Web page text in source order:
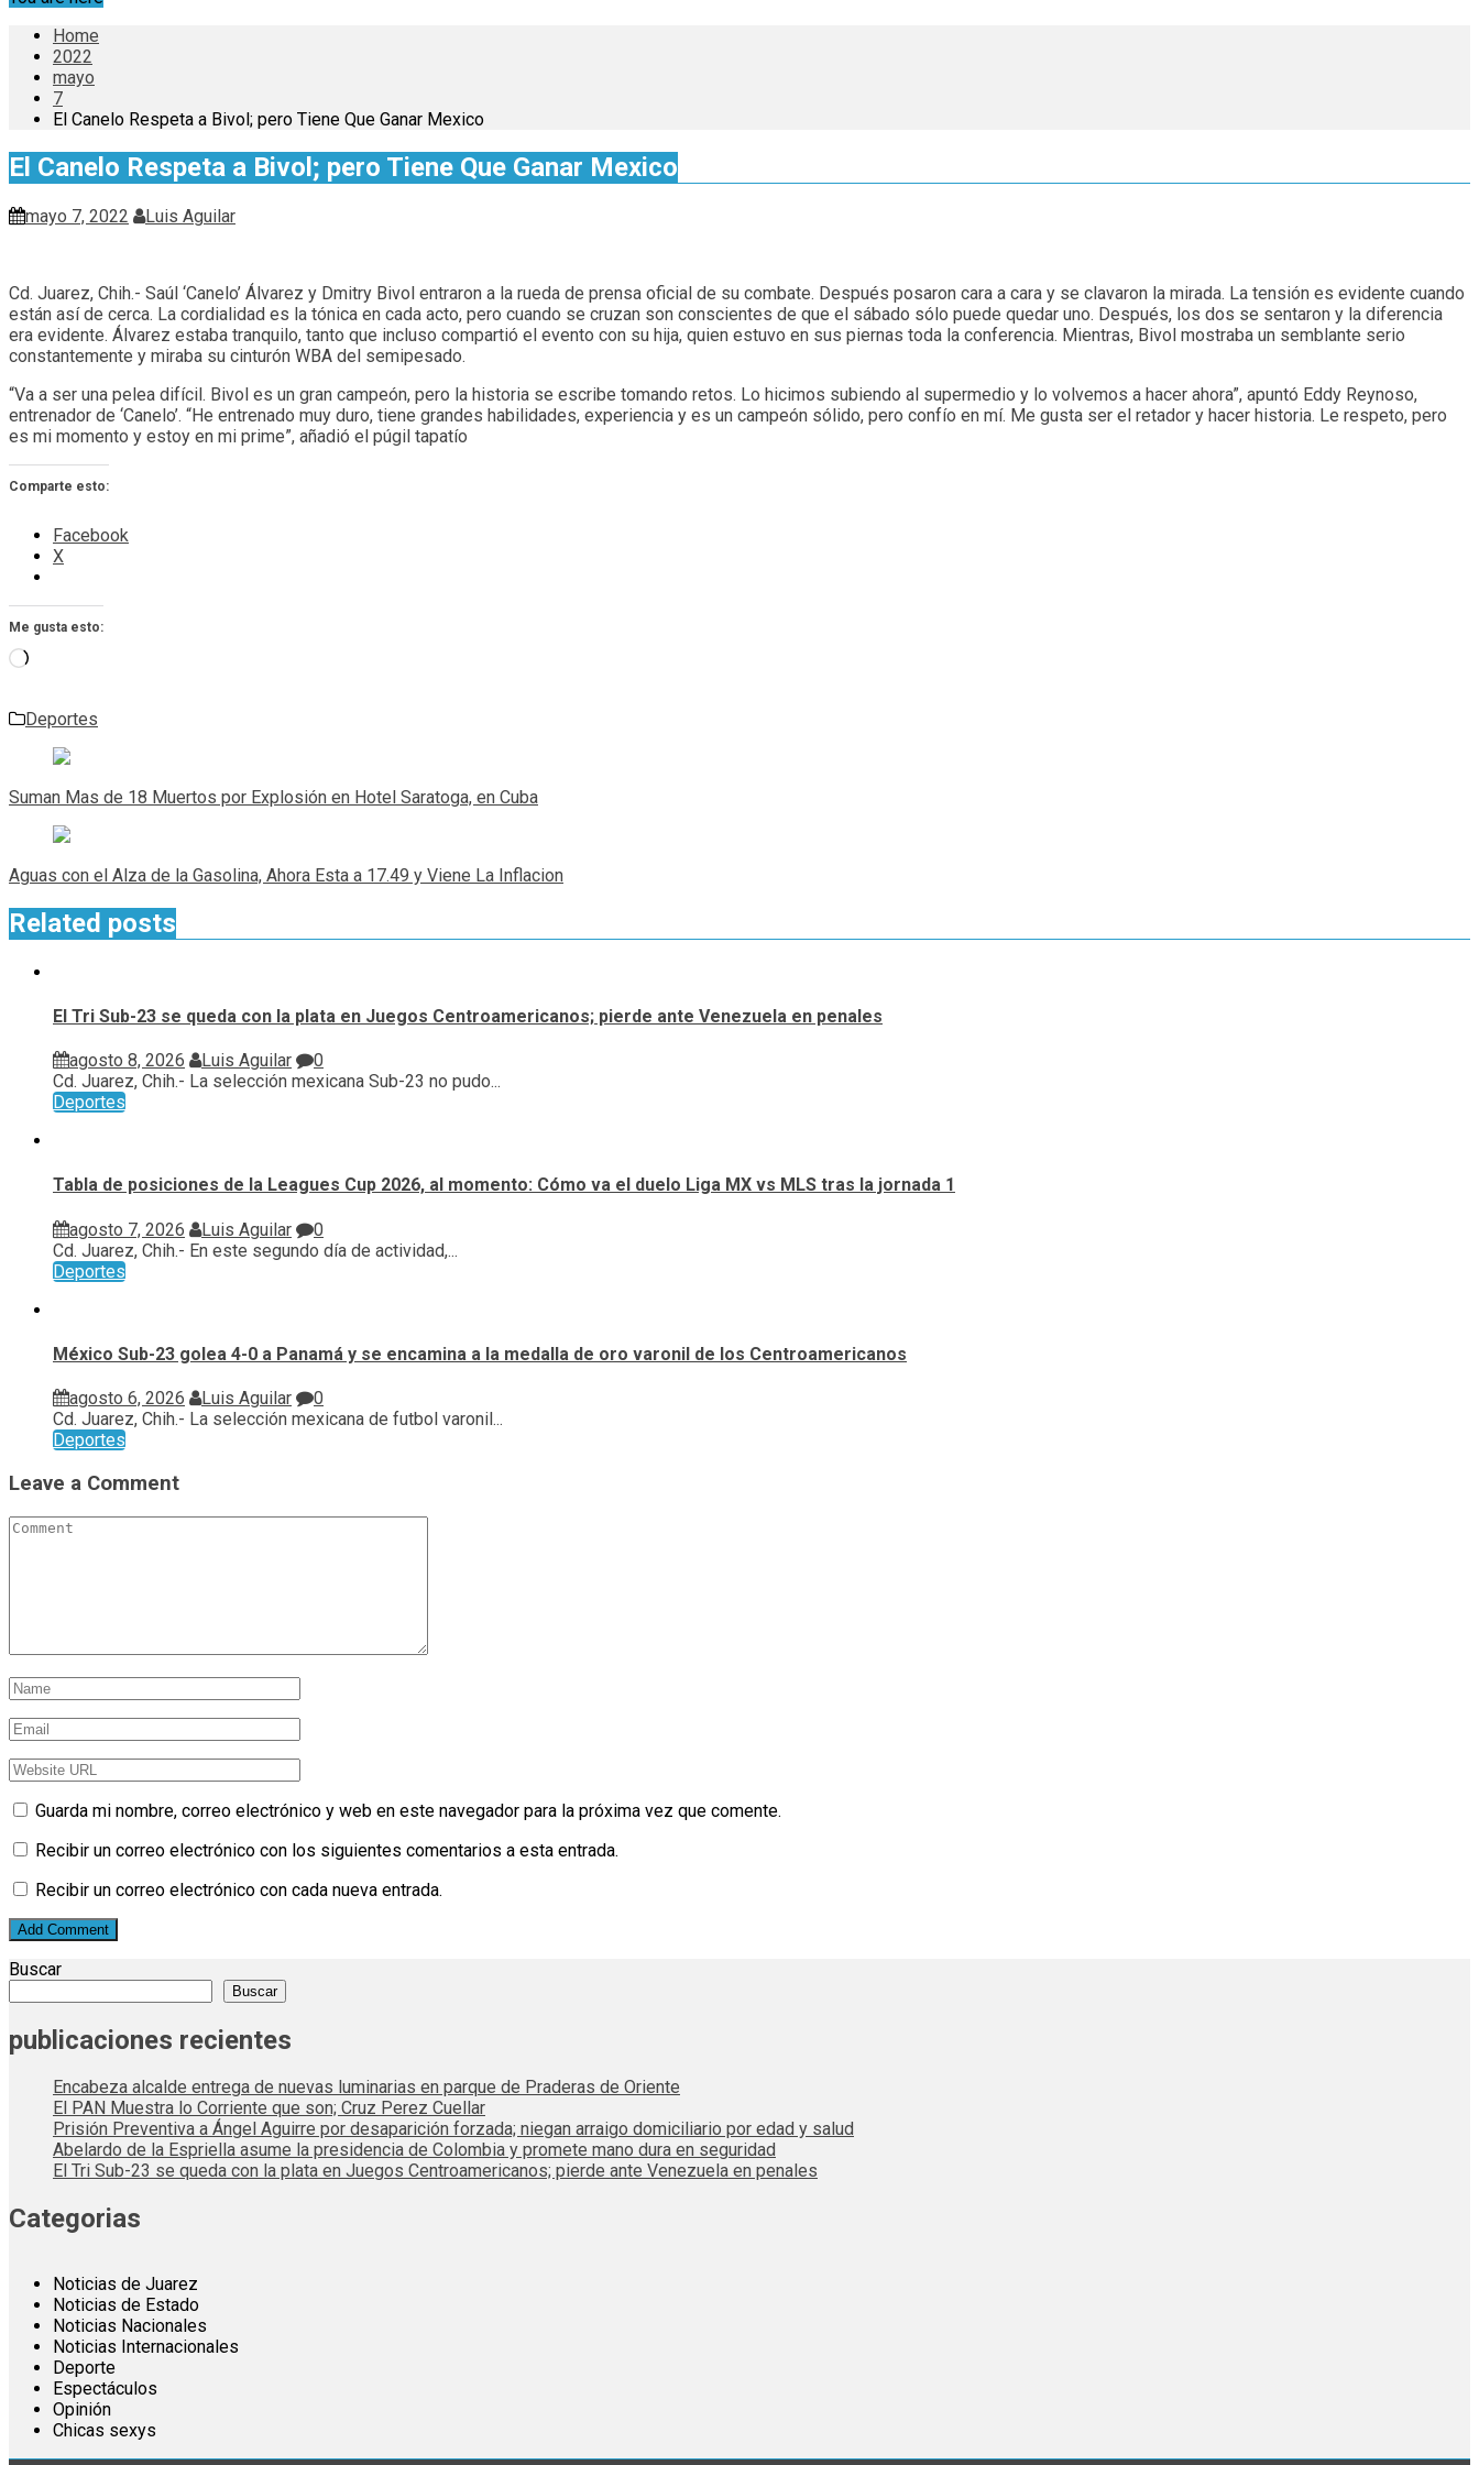
Home
2022
mayo
7
El Canelo Respeta a Bivol; pero Tiene Que Ganar Mexico
El Canelo Respeta a Bivol; pero Tiene Que Ganar Mexico
mayo 7, 2022 Luis Aguilar
Cd. Juarez, Chih.- Saúl ‘Canelo’ Álvarez y Dmitry Bivol entraron a la rueda de prensa oficial de su combate. Después posaron cara a cara y se clavaron la mirada. La tensión es evidente cuando
están así de cerca. La cordialidad es la tónica en cada acto, pero cuando se cruzan son conscientes de que el sábado sólo puede quedar uno. Después, los dos se sentaron y la diferencia
era evidente. Álvarez estaba tranquilo, tanto que incluso compartió el evento con su hija, quien estuvo en sus piernas toda la conferencia. Mientras, Bivol mostraba un semblante serio
constantemente y miraba su cinturón WBA del semipesado.
“Va a ser una pelea difícil. Bivol es un gran campeón, pero la historia se escribe tomando retos. Lo hicimos subiendo al supermedio y lo volvemos a hacer ahora”, apuntó Eddy Reynoso,
entrenador de ‘Canelo’. “He entrenado muy duro, tiene grandes habilidades, experiencia y es un campeón sólido, pero confío en mí. Me gusta ser el retador y hacer historia. Le respeto, pero
es mi momento y estoy en mi prime”, añadió el púgil tapatío
Comparte esto:
Facebook
X
Me gusta esto:
Cargando...
Deportes
Navegación
de
entradas
Suman Mas de 18 Muertos por Explosión en Hotel Saratoga, en Cuba
Aguas con el Alza de la Gasolina, Ahora Esta a 17.49 y Viene La Inflacion
Related posts
El Tri Sub-23 se queda con la plata en Juegos Centroamericanos; pierde ante Venezuela en penales
agosto 8, 2026 Luis Aguilar
0
Cd. Juarez, Chih.- La selección mexicana Sub-23 no pudo...
Deportes
Tabla de posiciones de la Leagues Cup 2026, al momento: Cómo va el duelo Liga MX vs MLS tras la jornada 1
agosto 7, 2026 Luis Aguilar
0
Cd. Juarez, Chih.- En este segundo día de actividad,...
Deportes
México Sub-23 golea 4-0 a Panamá y se encamina a la medalla de oro varonil de los Centroamericanos
agosto 6, 2026 Luis Aguilar
0
Cd. Juarez, Chih.- La selección mexicana de futbol varonil...
Deportes
Leave a Comment
Guarda mi nombre, correo electrónico y web en este navegador para la próxima vez que comente.
Recibir un correo electrónico con los siguientes comentarios a esta entrada.
Recibir un correo electrónico con cada nueva entrada.
Buscar
Buscar
publicaciones recientes
Encabeza alcalde entrega de nuevas luminarias en parque de Praderas de Oriente
El PAN Muestra lo Corriente que son; Cruz Perez Cuellar
Prisión Preventiva a Ángel Aguirre por desaparición forzada; niegan arraigo domiciliario por edad y salud
Abelardo de la Espriella asume la presidencia de Colombia y promete mano dura en seguridad
El Tri Sub-23 se queda con la plata en Juegos Centroamericanos; pierde ante Venezuela en penales
Categorias
Noticias de Juarez
Noticias de Estado
Noticias Nacionales
Noticias Internacionales
Deporte
Espectáculos
Opinión
Chicas sexys